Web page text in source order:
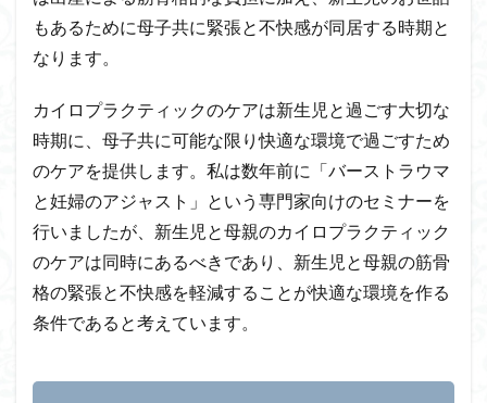
もあるために母子共に緊張と不快感が同居する時期と
なります。
カイロプラクティックのケアは新生児と過ごす大切な
時期に、母子共に可能な限り快適な環境で過ごすため
のケアを提供します。私は数年前に「バーストラウマ
と妊婦のアジャスト」という専門家向けのセミナーを
行いましたが、新生児と母親のカイロプラクティック
のケアは同時にあるべきであり、新生児と母親の筋骨
格の緊張と不快感を軽減することが快適な環境を作る
条件であると考えています。